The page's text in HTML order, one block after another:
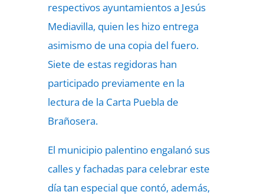
respectivos ayuntamientos a Jesús
Mediavilla, quien les hizo entrega
asimismo de una copia del fuero.
Siete de estas regidoras han
participado previamente en la
lectura de la Carta Puebla de
Brañosera.
El municipio palentino engalanó sus
calles y fachadas para celebrar este
día tan especial que contó, además,